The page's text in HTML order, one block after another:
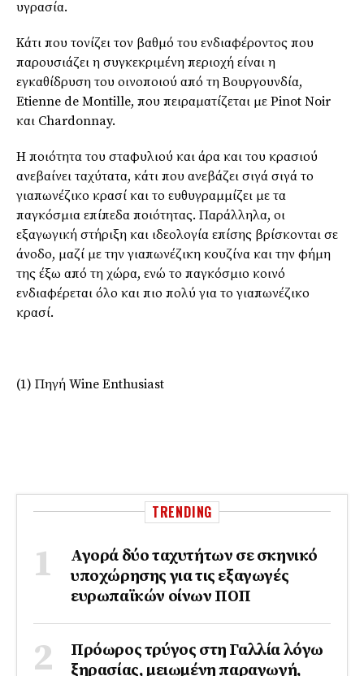
υγρασία.
Κάτι που τονίζει τον βαθμό του ενδιαφέροντος που
παρουσιάζει η συγκεκριμένη περιοχή είναι η
εγκαθίδρυση του οινοποιού από τη Βουργουνδία,
Etienne de Montille, που πειραματίζεται με Pinot Noir
και Chardonnay.
H ποιότητα του σταφυλιού και άρα και του κρασιού
ανεβαίνει ταχύτατα, κάτι που ανεβάζει σιγά σιγά το
γιαπωνέζικο κρασί και το ευθυγραμμίζει με τα
παγκόσμια επίπεδα ποιότητας. Παράλληλα, οι
εξαγωγική στήριξη και ιδεολογία επίσης βρίσκονται σε
άνοδο, μαζί με την γιαπωνέζικη κουζίνα και την φήμη
της έξω από τη χώρα, ενώ το παγκόσμιο κοινό
ενδιαφέρεται όλο και πιο πολύ για το γιαπωνέζικο
κρασί.
(1) Πηγή Wine Enthusiast
TRENDING
Αγορά δύο ταχυτήτων σε σκηνικό
υποχώρησης για τις εξαγωγές
ευρωπαϊκών οίνων ΠΟΠ
Πρόωρος τρύγος στη Γαλλία λόγω
ξηρασίας, μειωμένη παραγωγή,